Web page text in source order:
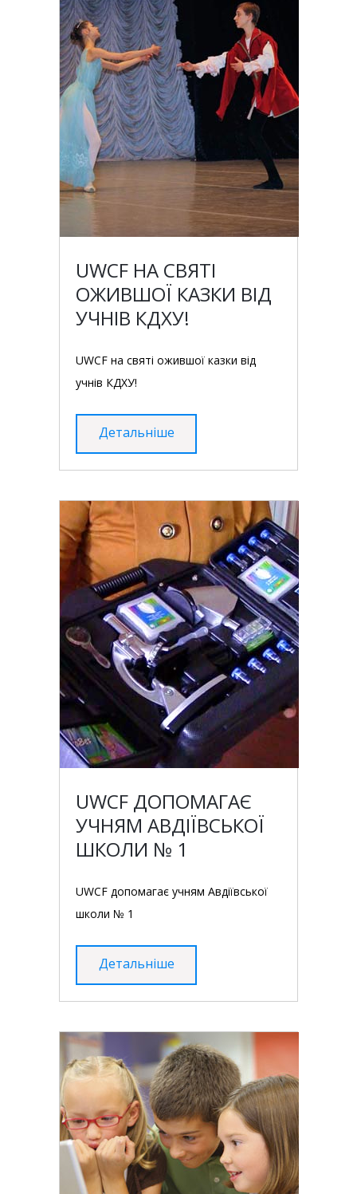
UWCF НА СВЯТІ
ОЖИВШОЇ КАЗКИ ВІД
УЧНІВ КДХУ!
UWCF на святі ожившої казки від
учнів КДХУ!
Детальніше
UWCF ДОПОМАГАЄ
УЧНЯМ АВДІЇВСЬКОЇ
ШКОЛИ № 1
UWCF допомагає учням Авдіївської
школи № 1
Детальніше